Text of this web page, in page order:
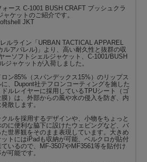
ース C-1001 BUSH CRAFT ブッシュクラ
ケットのご紹介です。
JKT
ルライン「URBAN TACTICAL APPAREL
ルアパレル)」より、高い耐久性と抜群の収
ーソフトシェルジャケット、C-1001/BUSH
ジャケットが入荷しました。
ン85%（スパンデックス15%）のリップス
に、Dupont社テフロンコーティングを施した
ルレイヤーに採用しているTPUシート（ゴ
）は、外部からの風や水の侵入を防ぎ、内
散します。
ルを採用するデザインや、小物をちょっと
に便利な脇下に設けたウェビングなど、バ
世界観をそのまま表現しています。大きめ
トにはiPadも収納が可能、ベルクロが貼付
いるので、MF-3507やMF3561等を貼付け
可能です。